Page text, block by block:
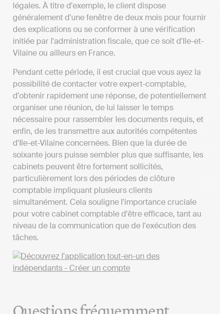
légales. À titre d'exemple, le client dispose
généralement d'une fenêtre de deux mois pour fournir
des explications ou se conformer à une vérification
initiée par l'administration fiscale, que ce soit d'Ile-et-
Vilaine ou ailleurs en France.
Pendant cette période, il est crucial que vous ayez la
possibilité de contacter votre expert-comptable,
d'obtenir rapidement une réponse, de potentiellement
organiser une réunion, de lui laisser le temps
nécessaire pour rassembler les documents requis, et
enfin, de les transmettre aux autorités compétentes
d'Ile-et-Vilaine concernées. Bien que la durée de
soixante jours puisse sembler plus que suffisante, les
cabinets peuvent être fortement sollicités,
particulièrement lors des périodes de clôture
comptable impliquant plusieurs clients
simultanément. Cela souligne l'importance cruciale
pour votre cabinet comptable d'être efficace, tant au
niveau de la communication que de l'exécution des
tâches.